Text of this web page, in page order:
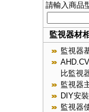
請輸入商品
監視器材
監視器
比監視
監視器
DIY安
監視器